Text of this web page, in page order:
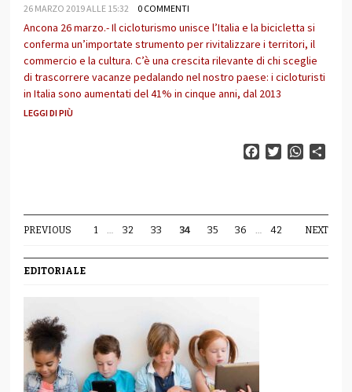
26 MARZO 2019 ALLE 15:32 0 COMMENTI
Ancona 26 marzo.- Il cicloturismo unisce l’Italia e la bicicletta si
conferma un’importate strumento per rivitalizzare i territori, il
commercio e la cultura. C’è una crescita rilevante di chi sceglie
di trascorrere vacanze pedalando nel nostro paese: i cicloturisti
in Italia sono aumentati del 41% in cinque anni, dal 2013
LEGGI DI PIÙ
FacebookTwitter
PREVIOUS 1 … 32 33 34 35 36 … 42 NEXT
EDITORIALE